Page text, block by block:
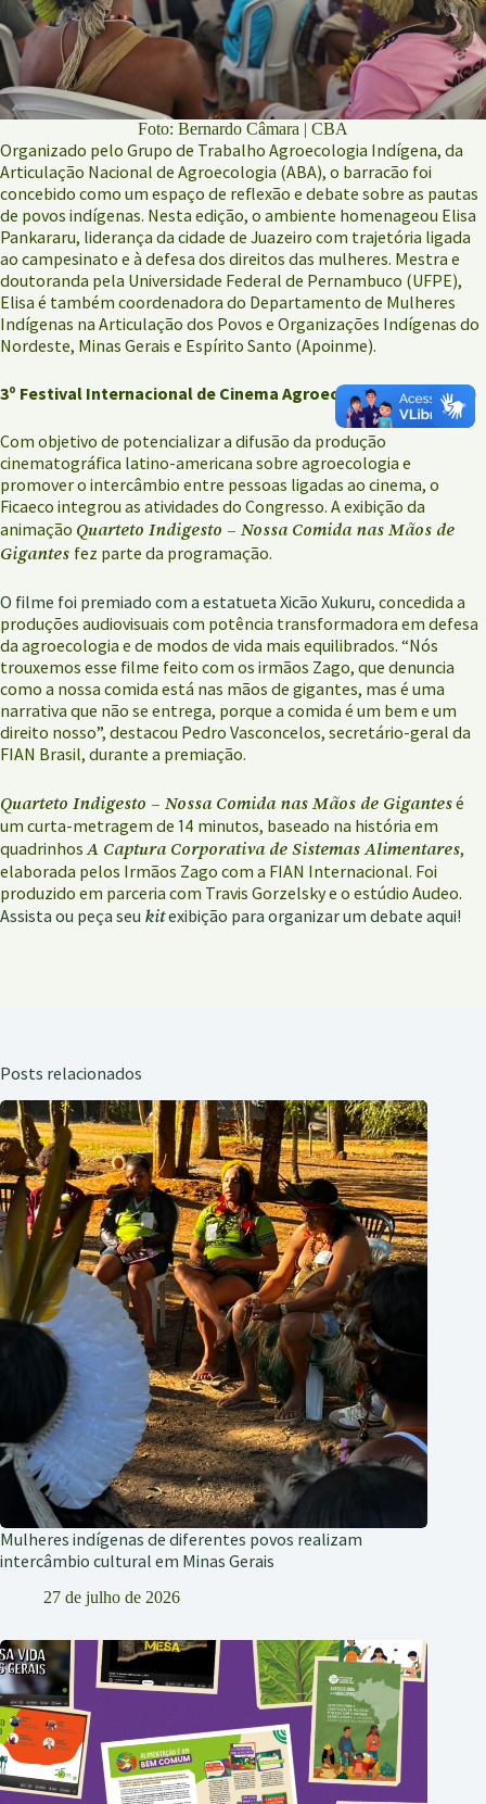
Foto: Bernardo Câmara | CBA
Organizado pelo Grupo de Trabalho Agroecologia Indígena, da
Articulação Nacional de Agroecologia (ABA), o barracão foi
concebido como um espaço de reflexão e debate sobre as pautas
de povos indígenas. Nesta edição, o ambiente homenageou Elisa
Pankararu, liderança da cidade de Juazeiro com trajetória ligada
ao campesinato e à defesa dos direitos das mulheres. Mestra e
doutoranda pela Universidade Federal de Pernambuco (UFPE),
Elisa é também coordenadora do Departamento de Mulheres
Indígenas na Articulação dos Povos e Organizações Indígenas do
Nordeste, Minas Gerais e Espírito Santo (Apoinme).
3º Festival Internacional de Cinema Agroecológico (Ficaeco)
Com objetivo de potencializar a difusão da produção
cinematográfica latino-americana sobre agroecologia e
promover o intercâmbio entre pessoas ligadas ao cinema, o
Ficaeco integrou as atividades do Congresso. A exibição da
animação Quarteto Indigesto – Nossa Comida nas Mãos de
Gigantes fez parte da programação.
O filme foi premiado com a estatueta Xicão Xukuru, concedida a
produções audiovisuais com potência transformadora em defesa
da agroecologia e de modos de vida mais equilibrados. “Nós
trouxemos esse filme feito com os irmãos Zago, que denuncia
como a nossa comida está nas mãos de gigantes, mas é uma
narrativa que não se entrega, porque a comida é um bem e um
direito nosso”, destacou Pedro Vasconcelos, secretário-geral da
FIAN Brasil, durante a premiação.
Quarteto Indigesto – Nossa Comida nas Mãos de Gigantesé
um curta-metragem de 14 minutos, baseado na história em
quadrinhosA Captura Corporativa de Sistemas Alimentares,
elaborada pelos Irmãos Zago com a FIAN Internacional. Foi
produzido em parceria com Travis Gorzelsky e o estúdio Audeo.
Assista ou peça seu kitexibição para organizar um debate aqui!
Posts relacionados
Mulheres indígenas de diferentes povos realizam
intercâmbio cultural em Minas Gerais
27 de julho de 2026